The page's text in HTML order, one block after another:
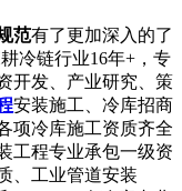
范有了更加深入的了
冷链行业16年+，专
开发、产业研究、策
安装施工、冷库招商
项冷库施工资质齐全
工程专业承包一级资
、工业管道安装